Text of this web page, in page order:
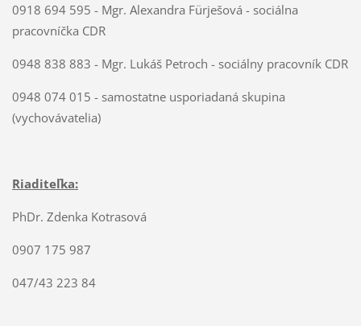
0918 694 595 - Mgr. Alexandra Fürješová - sociálna
pracovníčka CDR
0948 838 883 - Mgr. Lukáš Petroch - sociálny pracovník CDR
0948 074 015 - samostatne usporiadaná skupina
(vychovávatelia)
Riaditeľka:
PhDr. Zdenka Kotrasová
0907 175 987
047/43 223 84